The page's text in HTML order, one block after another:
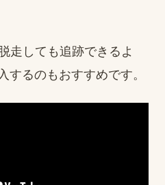
走しても追跡できるよ
するのもおすすめです。